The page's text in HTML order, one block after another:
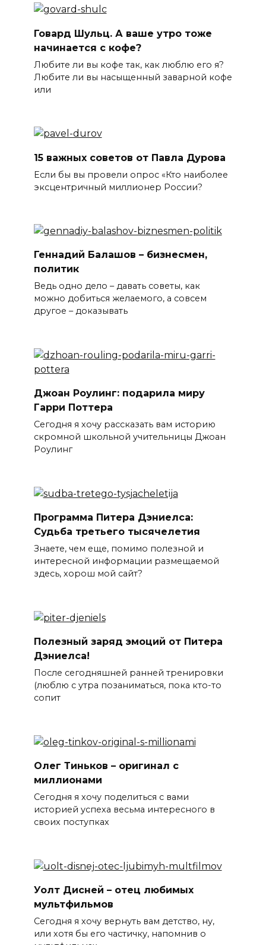
Говард Шульц. А ваше утро тоже
начинается с кофе?
Любите ли вы кофе так, как люблю его я?
Любите ли вы насыщенный заварной кофе
или
15 важных советов от Павла Дурова
Если бы вы провели опрос «Кто наиболее
эксцентричный миллионер России?
Геннадий Балашов – бизнесмен,
политик
Ведь одно дело – давать советы, как
можно добиться желаемого, а совсем
другое – доказывать
Джоан Роулинг: подарила миру
Гарри Поттера
Сегодня я хочу рассказать вам историю
скромной школьной учительницы Джоан
Роулинг
Программа Питера Дэниелса:
Судьба третьего тысячелетия
Знаете, чем еще, помимо полезной и
интересной информации размещаемой
здесь, хорош мой сайт?
Полезный заряд эмоций от Питера
Дэниелса!
После сегодняшней ранней тренировки
(люблю с утра позаниматься, пока кто-то
сопит
Олег Тиньков – оригинал с
миллионами
Сегодня я хочу поделиться с вами
историей успеха весьма интересного в
своих поступках
Уолт Дисней – отец любимых
мультфильмов
Сегодня я хочу вернуть вам детство, ну,
или хотя бы его частичку, напомнив о